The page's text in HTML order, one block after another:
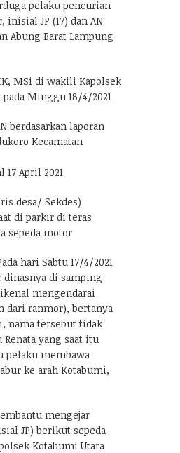
pelaku pencurian
inisial JP (17) dan AN
Abung Barat Lampung
MSi di wakili Kapolsek
Minggu 18/4/2021
berdasarkan laporan
Kecamatan
April 2021
desa/ Sekdes)
di parkir di teras
sepeda motor
hari Sabtu 17/4/2021
di samping
mengendarai
dari ranmor), bertanya
nama tersebut tidak
yang saat itu
pelaku membawa
ke arah Kotabumi,
mengejar
JP) berikut sepeda
Kotabumi Utara